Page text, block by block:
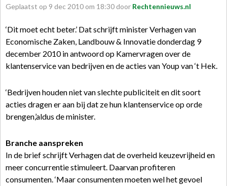
Geplaatst op 9 dec 2010 om 18:30 door Rechtennieuws.nl
‘Dit moet echt beter.’ Dat schrijft minister Verhagen van
Economische Zaken, Landbouw & Innovatie donderdag 9
december 2010 in antwoord op Kamervragen over de
klantenservice van bedrijven en de acties van Youp van ‘t Hek.
‘Bedrijven houden niet van slechte publiciteit en dit soort
acties dragen er aan bij dat ze hun klantenservice op orde
brengen,’aldus de minister.
Branche aanspreken
In de brief schrijft Verhagen dat de overheid keuzevrijheid en
meer concurrentie stimuleert. Daarvan profiteren
consumenten. ‘Maar consumenten moeten wel het gevoel